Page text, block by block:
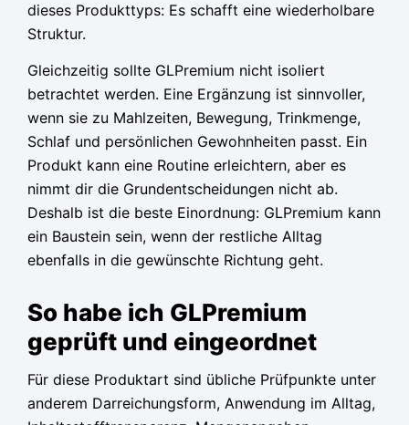
dieses Produkttyps: Es schafft eine wiederholbare
Struktur.
Gleichzeitig sollte GLPremium nicht isoliert
betrachtet werden. Eine Ergänzung ist sinnvoller,
wenn sie zu Mahlzeiten, Bewegung, Trinkmenge,
Schlaf und persönlichen Gewohnheiten passt. Ein
Produkt kann eine Routine erleichtern, aber es
nimmt dir die Grundentscheidungen nicht ab.
Deshalb ist die beste Einordnung: GLPremium kann
ein Baustein sein, wenn der restliche Alltag
ebenfalls in die gewünschte Richtung geht.
So habe ich GLPremium
geprüft und eingeordnet
Für diese Produktart sind übliche Prüfpunkte unter
anderem Darreichungsform, Anwendung im Alltag,